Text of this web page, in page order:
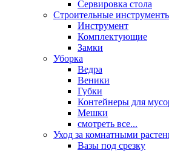
Сервировка стола
Строительные
Инструмент
Комплектующие
Замки
Уборка
Ведра
Веники
Губки
Контейнеры для
Мешки
смотреть все...
Уход за комнатными
Вазы под срезку